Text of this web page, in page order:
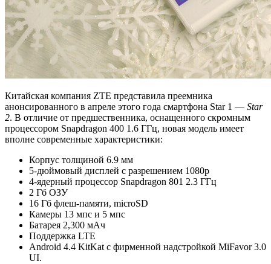
Китайская компания ZTE представила преемника
анонсированного в апреле этого года смартфона Star 1 — Star
2. В отличие от предшественника, оснащенного скромным
процессором Snapdragon 400 1.6 ГГц, новая модель имеет
вполне современные характеристики:
Корпус толщиной 6.9 мм
5-дюймовый дисплей с разрешением 1080p
4-ядерный процессор Snapdragon 801 2.3 ГГц
2 Гб ОЗУ
16 Гб флеш-памяти, microSD
Камеры 13 мпс и 5 мпс
Батарея 2,300 мАч
Поддержка LTE
Android 4.4 KitKat с фирменной надстройкой MiFavor 3.0
UI.